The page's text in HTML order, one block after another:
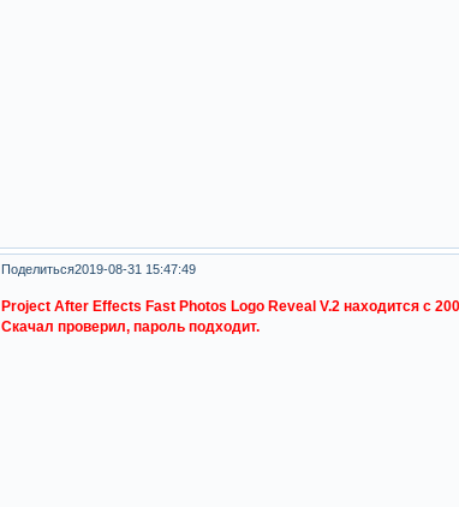
Поделиться2019-08-31 15:47:49
Project After Effects Fast Photos Logo Reveal V.2 находится с
Скачал проверил, пароль подходит.